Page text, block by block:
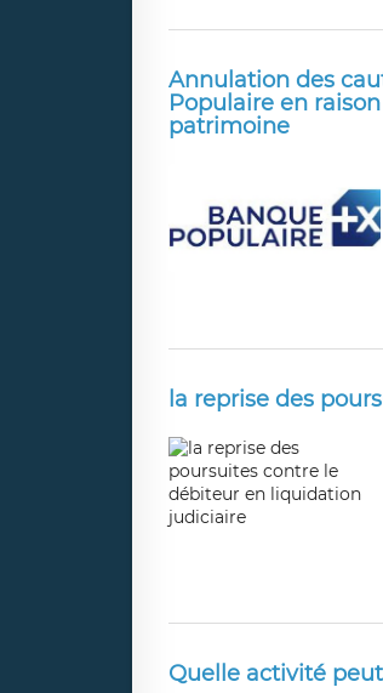
Annulation des
Populaire en
patrimoine
la reprise des
Quelle activité